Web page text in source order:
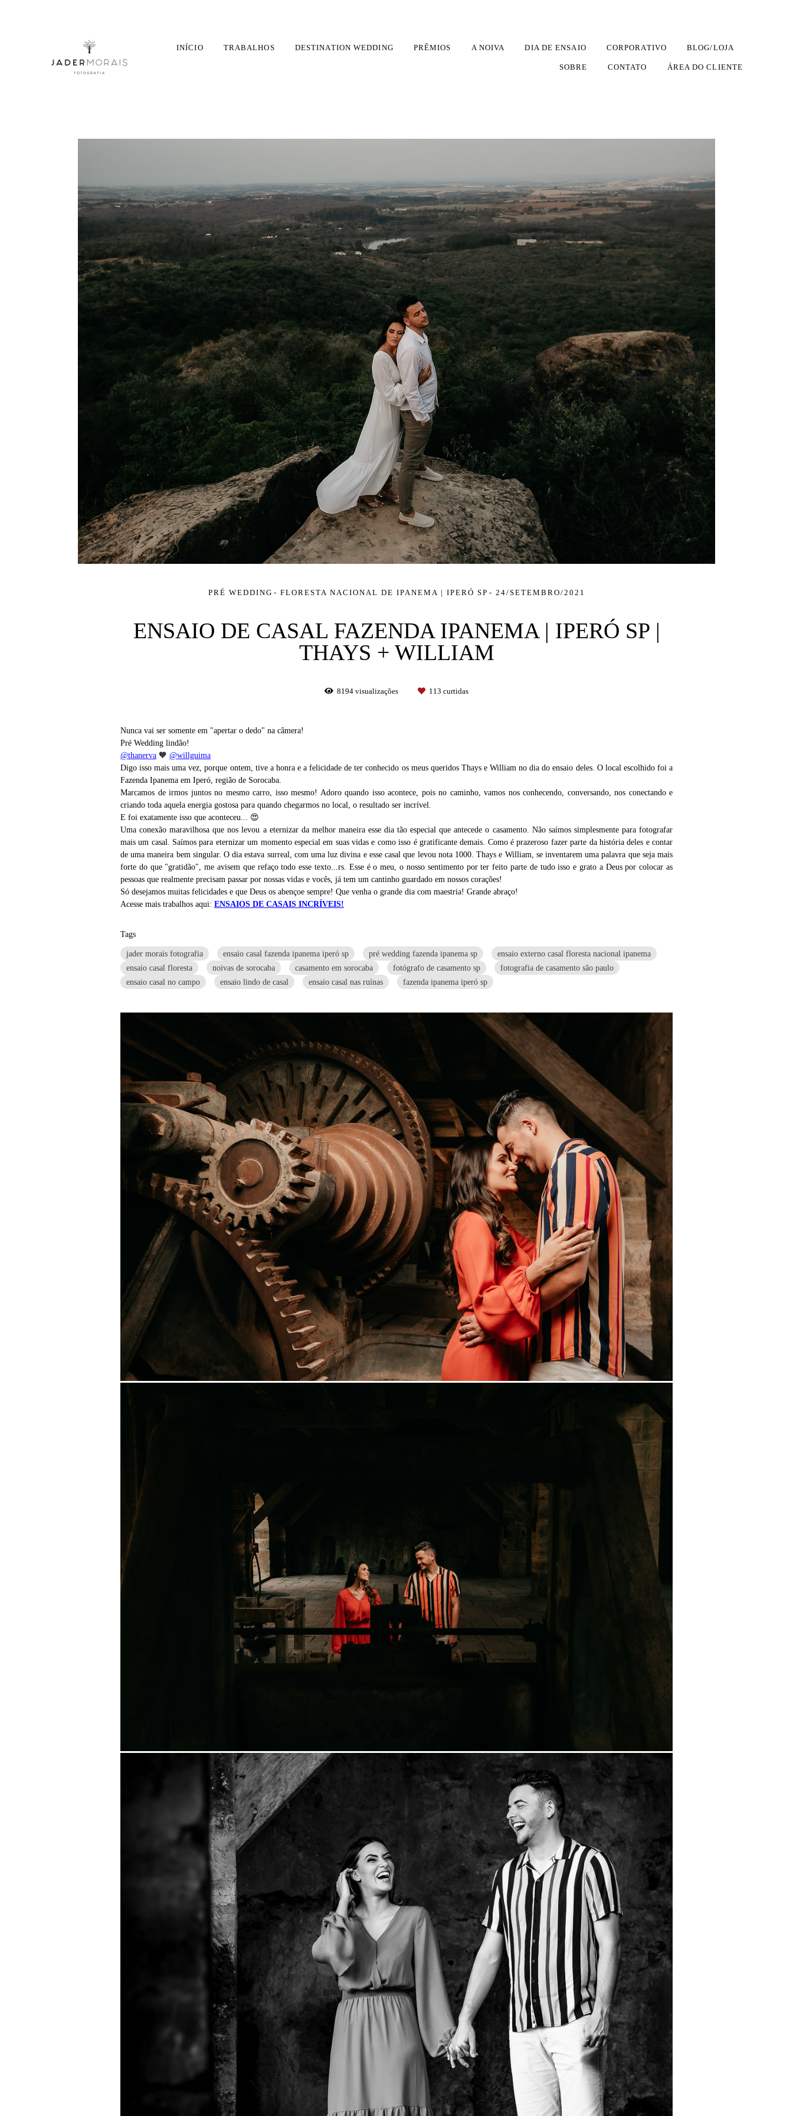
INÍCIO TRABALHOS DESTINATION WEDDING PRÊMIOS A NOIVA DIA DE ENSAIO CORPORATIVO BLOG/LOJA
SOBRE CONTATO ÁREA DO CLIENTE
PRÉ WEDDING FLORESTA NACIONAL DE IPANEMA | IPERÓ SP 24/SETEMBRO/2021
ENSAIO DE CASAL FAZENDA IPANEMA | IPERÓ SP |
THAYS + WILLIAM
8194 visualizações 113 curtidas
Nunca vai ser somente em "apertar o dedo" na câmera!
Pré Wedding lindão!
@thanerva 🧡 @willguima
Digo isso mais uma vez, porque ontem, tive a honra e a felicidade de ter conhecido os meus queridos Thays e William no dia do ensaio deles. O local escolhido foi a
Fazenda Ipanema em Iperó, região de Sorocaba.
Marcamos de irmos juntos no mesmo carro, isso mesmo! Adoro quando isso acontece, pois no caminho, vamos nos conhecendo, conversando, nos conectando e
criando toda aquela energia gostosa para quando chegarmos no local, o resultado ser incrível.
E foi exatamente isso que aconteceu... 😍
Uma conexão maravilhosa que nos levou a eternizar da melhor maneira esse dia tão especial que antecede o casamento. Não saímos simplesmente para fotografar
mais um casal. Saímos para eternizar um momento especial em suas vidas e como isso é gratificante demais. Como é prazeroso fazer parte da história deles e contar
de uma maneira bem singular. O dia estava surreal, com uma luz divina e esse casal que levou nota 1000. Thays e William, se inventarem uma palavra que seja mais
forte do que "gratidão", me avisem que refaço todo esse texto...rs. Esse é o meu, o nosso sentimento por ter feito parte de tudo isso e grato a Deus por colocar as
pessoas que realmente precisam passar por nossas vidas e vocês, já tem um cantinho guardado em nossos corações!
Só desejamos muitas felicidades e que Deus os abençoe sempre! Que venha o grande dia com maestria! Grande abraço!
Acesse mais trabalhos aqui: ENSAIOS DE CASAIS INCRÍVEIS!
Tags
jader morais fotografia ensaio casal fazenda ipanema iperó sp pré wedding fazenda ipanema sp
ensaio externo casal floresta nacional ipanema
ensaio casal floresta
noivas de sorocaba casamento em sorocaba fotógrafo de casamento sp
fotografia de casamento são paulo
ensaio casal no campo
ensaio lindo de casal ensaio casal nas ruínas fazenda ipanema iperó sp